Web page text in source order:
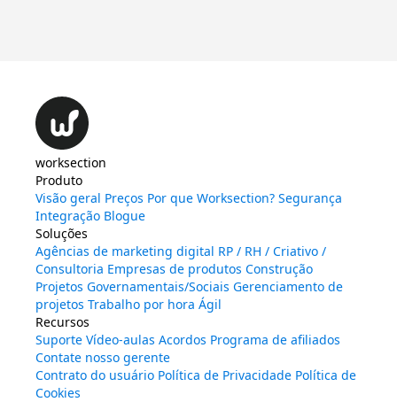
worksection
Produto
Visão geral Preços Por que Worksection? Segurança
Integração Blogue
Soluções
Agências de marketing digital RP / RH / Criativo /
Consultoria Empresas de produtos Construção
Projetos Governamentais/Sociais Gerenciamento de
projetos Trabalho por hora Ágil
Recursos
Suporte Vídeo-aulas Acordos Programa de afiliados
Contate nosso gerente
Contrato do usuário Política de Privacidade Política de
Cookies